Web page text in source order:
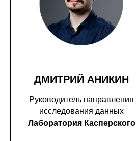
ДМИТРИЙ АНИКИН
Руководитель направления
исследования данных
Лаборатория Касперского